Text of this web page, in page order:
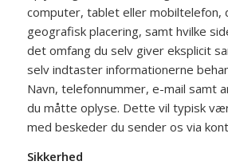
computer, tablet eller mobiltelefon,
geografisk placering, samt hvilke
det omfang du selv giver eksplicit
selv indtaster informationerne
Navn, telefonnummer, e-mail samt
du måtte oplyse. Dette vil typisk
med beskeder du sender os via
Sikkerhed